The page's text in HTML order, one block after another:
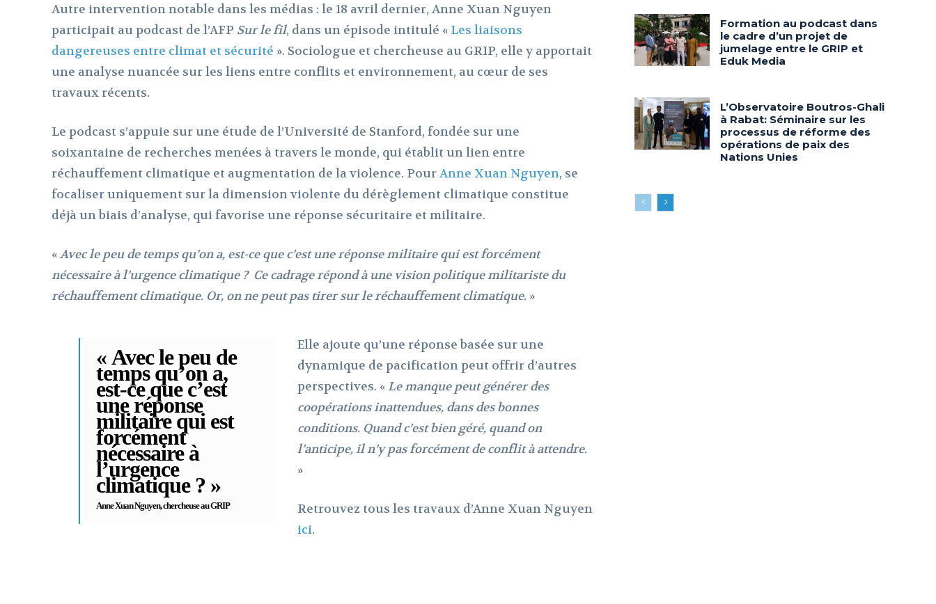
Autre intervention notable dans les médias : le 18 avril dernier, Anne Xuan Nguyen
participait au podcast de l’AFP Sur le fil, dans un épisode intitulé « Les liaisons
dangereuses entre climat et sécurité ». Sociologue et chercheuse au GRIP, elle y apportait
une analyse nuancée sur les liens entre conflits et environnement, au cœur de ses
travaux récents.
Le podcast s’appuie sur une étude de l’Université de Stanford, fondée sur une
soixantaine de recherches menées à travers le monde, qui établit un lien entre
réchauffement climatique et augmentation de la violence. PourAnne Xuan Nguyen, se
focaliser uniquement sur la dimension violente du dérèglement climatique constitue
déjà un biais d’analyse, qui favorise une réponse sécuritaire et militaire.
«Avec le peu de temps qu’on a, est-ce que c’est une réponse militaire qui est forcément
nécessaire à l’urgence climatique ? Ce cadrage répond à une vision politique militariste du
réchauffement climatique. Or, on ne peut pas tirer sur le réchauffement climatique. »
« Avec le peu de
temps qu’on a,
est-ce que c’est
une réponse
militaire qui est
forcément
nécessaire à
l’urgence
climatique ? »
Anne Xuan Nguyen, chercheuse au GRIP
Elle ajoute qu’une réponse basée sur une
dynamique de pacification peut offrir d’autres
perspectives. « Le manque peut générer des
coopérations inattendues, dans des bonnes
conditions. Quand c’est bien géré, quand on
l’anticipe, il n’y pas forcément de conflit à attendre.
»
Retrouvez tous les travaux d’Anne Xuan Nguyen
ici.
Formation au podcast dans
le cadre d’un projet de
jumelage entre le GRIP et
Eduk Media
L’Observatoire Boutros-Ghali
à Rabat: Séminaire sur les
processus de réforme des
opérations de paix des
Nations Unies